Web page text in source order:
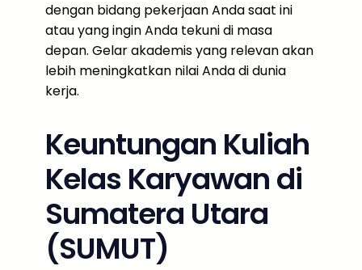
dengan bidang pekerjaan Anda saat ini
atau yang ingin Anda tekuni di masa
depan. Gelar akademis yang relevan akan
lebih meningkatkan nilai Anda di dunia
kerja.
Keuntungan Kuliah
Kelas Karyawan di
Sumatera Utara
(SUMUT)